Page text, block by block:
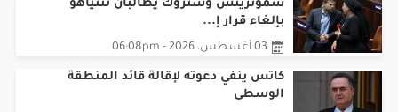
سموتريتش وستروك يطالبان نتنياهو
بإلغاء قرار إ...
03 أغسطس، 2026 - 06:08pm
كاتس ينفي دعوته لإقالة قائد المنطقة
الوسطى